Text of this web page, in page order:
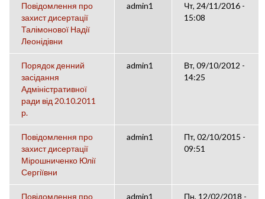
Повідомлення про
захист дисертації
Талімонової Надії
Леонідівни
admin1
Чт, 24/11/2016 -
15:08
Порядок денний
засідання
Адміністративної
ради від 20.10.2011
р.
admin1
Вт, 09/10/2012 -
14:25
Повідомлення про
захист дисертації
Мірошниченко Юлії
Сергіївни
admin1
Пт, 02/10/2015 -
09:51
Повідомлення про
admin1
Пн, 12/02/2018 -